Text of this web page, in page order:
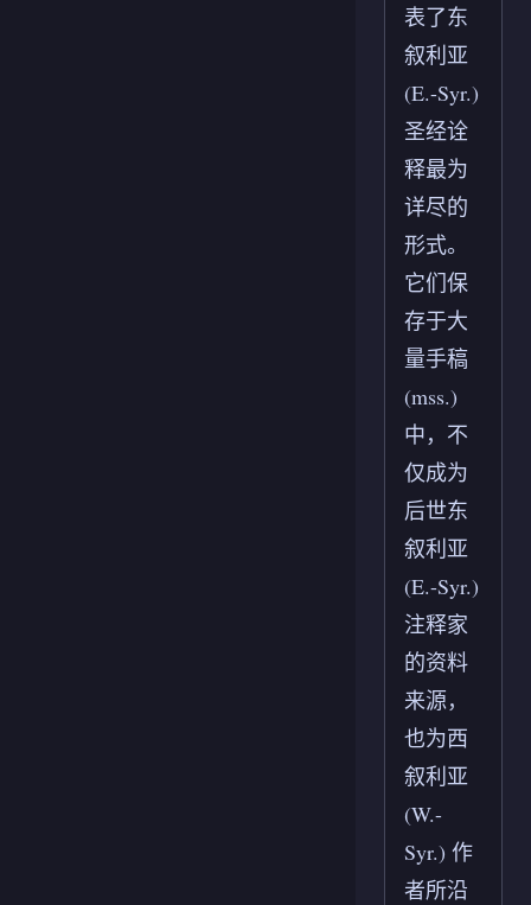
表了东
叙利亚
(E.-Syr.)
圣经诠
释最为
详尽的
形式。
它们保
存于大
量手稿
(mss.)
中，不
仅成为
后世东
叙利亚
(E.-Syr.)
注释家
的资料
来源，
也为西
叙利亚
(W.-
Syr.) 作
者所沿